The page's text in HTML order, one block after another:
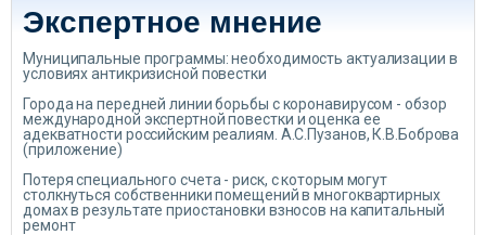
Экспертное мнение
Муниципальные программы: необходимость актуализации в
условиях антикризисной повестки
Города на передней линии борьбы с коронавирусом - обзор
международной экспертной повестки и оценка ее
адекватности российским реалиям. А.С.Пузанов, К.В.Боброва
(приложение)
Потеря специального счета - риск, с которым могут
столкнуться собственники помещений в многоквартирных
домах в результате приостановки взносов на капитальный
ремонт